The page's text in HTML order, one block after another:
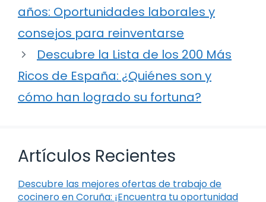
años: Oportunidades laborales y
consejos para reinventarse
Descubre la Lista de los 200 Más
Ricos de España: ¿Quiénes son y
cómo han logrado su fortuna?
Artículos Recientes
Descubre las mejores ofertas de trabajo de
cocinero en Coruña: ¡Encuentra tu oportunidad